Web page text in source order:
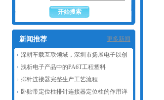
新闻推荐 更多新闻
深耕车载互联领域，深圳市扬展电子以创
新赋能汽车连接器产业发展
浅析电子产品中的PA6T工程塑料
排针连接器完整生产工艺流程
卧贴带定位柱排针连接器定位柱的作用详